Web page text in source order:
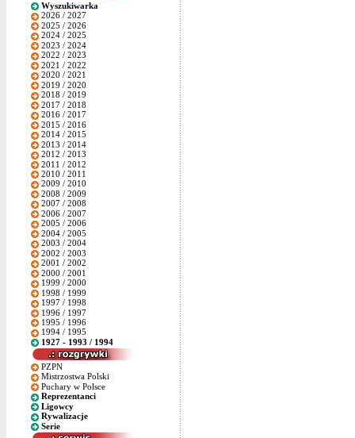
Wyszukiwarka
2026 / 2027
2025 / 2026
2024 / 2025
2023 / 2024
2022 / 2023
2021 / 2022
2020 / 2021
2019 / 2020
2018 / 2019
2017 / 2018
2016 / 2017
2015 / 2016
2014 / 2015
2013 / 2014
2012 / 2013
2011 / 2012
2010 / 2011
2009 / 2010
2008 / 2009
2007 / 2008
2006 / 2007
2005 / 2006
2004 / 2005
2003 / 2004
2002 / 2003
2001 / 2002
2000 / 2001
1999 / 2000
1998 / 1999
1997 / 1998
1996 / 1997
1995 / 1996
1994 / 1995
1927 - 1993 / 1994
PZPN
Mistrzostwa Polski
Puchary w Polsce
Reprezentanci
Ligowcy
Rywalizacje
Serie